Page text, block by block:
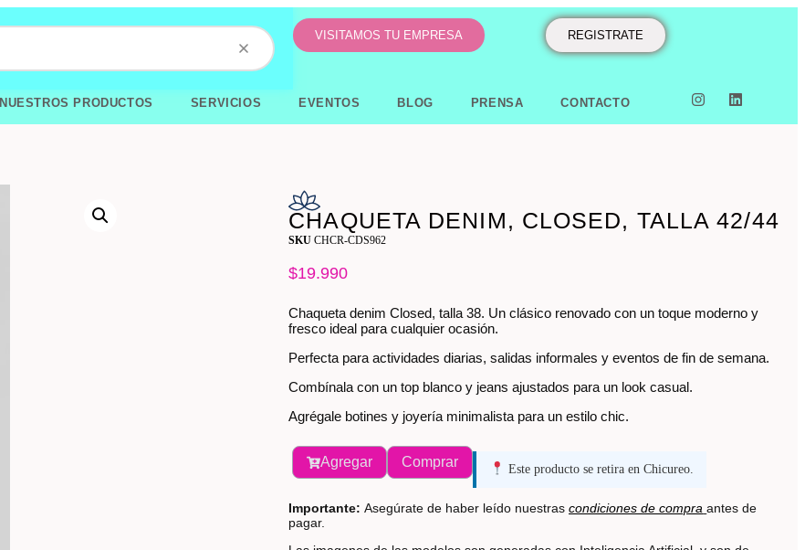
VISITAMOS TU EMPRESA REGISTRATE
NUESTROS PRODUCTOS SERVICIOS EVENTOS BLOG PRENSA CONTACTO
CHAQUETA DENIM, CLOSED, TALLA 42/44
SKUCHCR-CDS962
$19.990
Chaqueta denim Closed, talla 38. Un clásico renovado con un toque moderno y
fresco ideal para cualquier ocasión.
Perfecta para actividades diarias, salidas informales y eventos de fin de semana.
Combínala con un top blanco y jeans ajustados para un look casual.
Agrégale botines y joyería minimalista para un estilo chic.
Agregar Comprar Este producto se retira en Chicureo.
Importante: Asegúrate de haber leído nuestrascondiciones de compra antes de
pagar.